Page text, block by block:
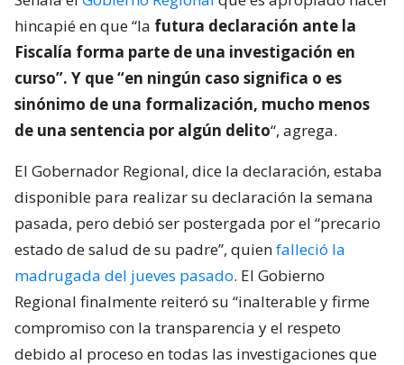
hincapié en que “la futura declaración ante la
Fiscalía forma parte de una investigación en
curso”. Y que “en ningún caso significa o es
sinónimo de una formalización, mucho menos
de una sentencia por algún delito“, agrega.
El Gobernador Regional, dice la declaración, estaba
disponible para realizar su declaración la semana
pasada, pero debió ser postergada por el “precario
estado de salud de su padre”, quienfalleció la
madrugada del jueves pasado. El Gobierno
Regional finalmente reiteró su “inalterable y firme
compromiso con la transparencia y el respeto
debido al proceso en todas las investigaciones que